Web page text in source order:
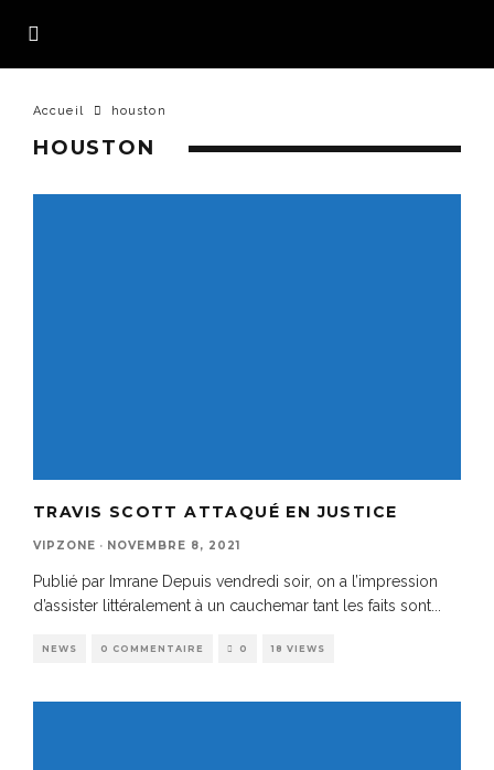
Accueil houston
HOUSTON
TRAVIS SCOTT ATTAQUÉ EN JUSTICE
VIPZONE · NOVEMBRE 8, 2021
Publié par Imrane Depuis vendredi soir, on a l’impression
d’assister littéralement à un cauchemar tant les faits sont
NEWS 0 COMMENTAIRE 0 18 VIEWS